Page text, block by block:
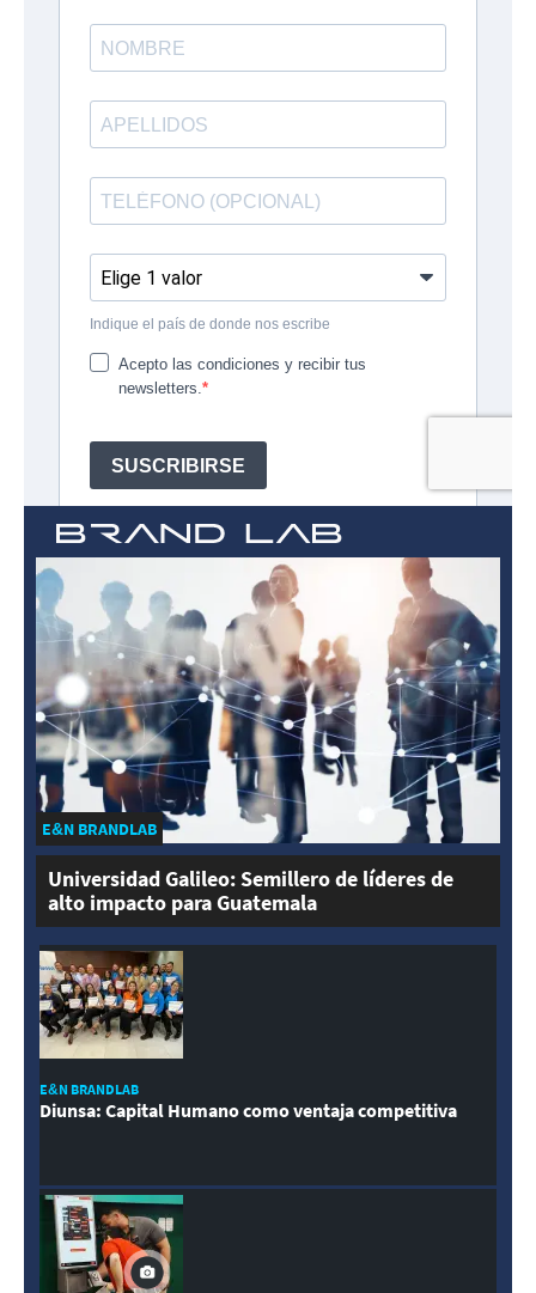
E&N BRANDLAB
Universidad Galileo: Semillero de líderes de
alto impacto para Guatemala
E&N BRANDLAB
Diunsa: Capital Humano como ventaja competitiva